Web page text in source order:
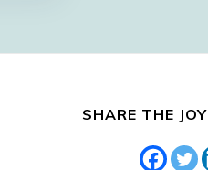
SHARE THE JOY